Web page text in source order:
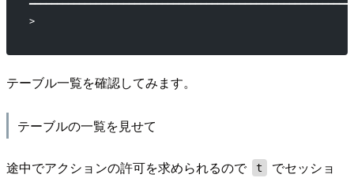
>
テーブル一覧を確認してみます。
テーブルの一覧を見せて
途中でアクションの許可を求められるので t
でセッショ